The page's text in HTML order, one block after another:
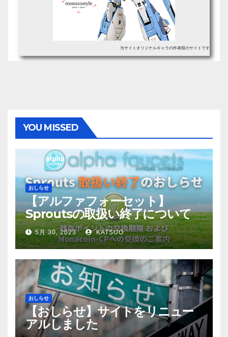
当サイトオリジナルキャラの作者様のサイトです
YOU MISSED
おしらせ
【アルファフォーセット】
Sproutsの取扱い終了について
5月 30, 2023 KATSUO
おしらせ
【おしらせ】サイトをリニュー
アルしました